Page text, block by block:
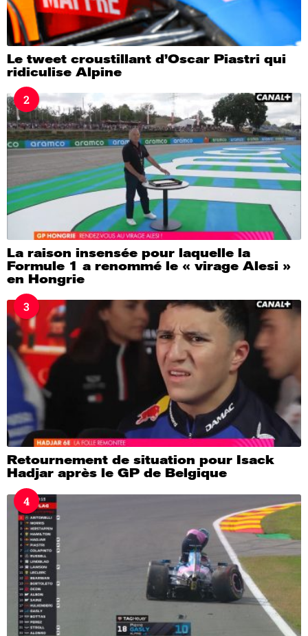
Le tweet croustillant d’Oscar Piastri qui
ridiculise Alpine
2
La raison insensée pour laquelle la
Formule 1 a renommé le « virage Alesi »
en Hongrie
3
Retournement de situation pour Isack
Hadjar après le GP de Belgique
4